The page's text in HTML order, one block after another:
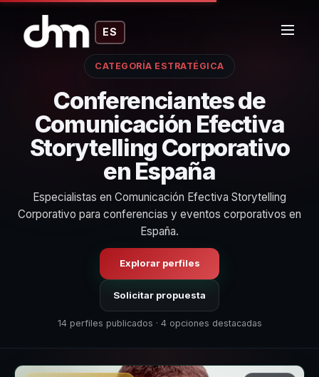
ES
CATEGORÍA ESTRATÉGICA
Conferenciantes de
Comunicación Efectiva
Storytelling Corporativo
en España
Especialistas en Comunicación Efectiva Storytelling
Corporativo para conferencias y eventos corporativos en
España.
Explorar perfiles
Solicitar propuesta
14 perfiles publicados · 4 opciones destacadas